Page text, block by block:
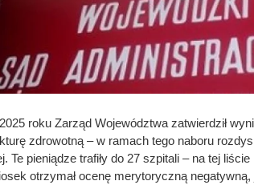
roku Zarząd Województwa zatwierdził
zdrowotną – w ramach tego naboru
Te pieniądze trafiły do 27 szpitali – na tej
otrzymał ocenę merytoryczną